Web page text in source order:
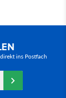
ins Postfach